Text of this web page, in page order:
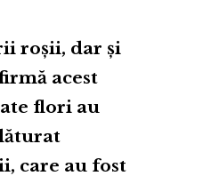
roșii, dar și
acest
flori au
care au fost